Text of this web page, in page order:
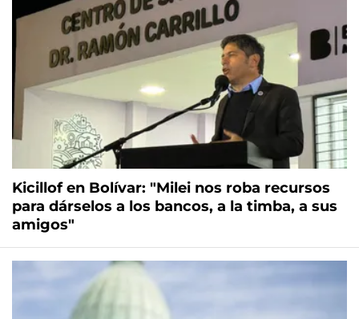
Kicillof en Bolívar: "Milei nos roba recursos
para dárselos a los bancos, a la timba, a sus
amigos"